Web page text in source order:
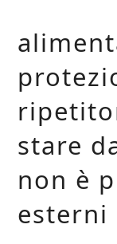
stare
non è
esterni